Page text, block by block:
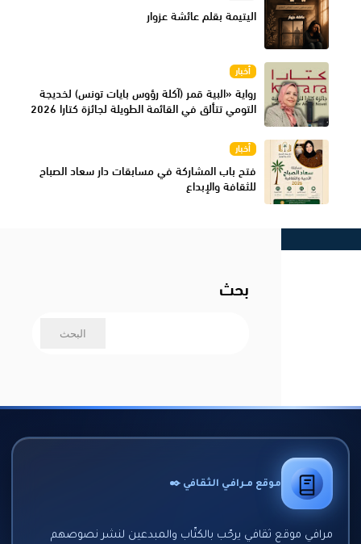
اليتيمة بقلم عائشة عزوار
أخبار
رواية «البية قمر (آكلة رؤوس بايات تونس) لخديجة
التومي تتألق في القائمة الطويلة لجائزة كتارا 2026
أخبار
فتح باب المشاركة في مسابقات دار سعاد الصباح
للثقافة والإبداع
بحث
موقع مـرافـي الثقافي ✒️
مرافي موقع ثقافي يرحّب بالكتّاب والمبدعين لنشر نصوصهم